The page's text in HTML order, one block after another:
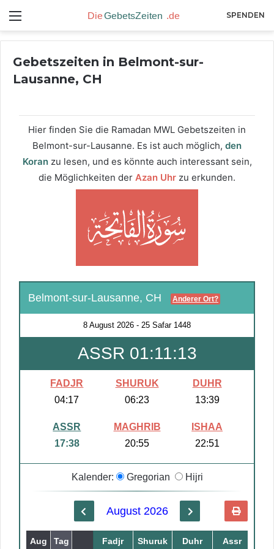
SPENDEN
Gebetszeiten in Belmont-sur-
Lausanne, CH
Hier finden Sie die Ramadan MWL Gebetszeiten in
Belmont-sur-Lausanne. Es ist auch möglich, den
Koranzu lesen, und es könnte auch interessant sein,
die Möglichkeiten der Azan Uhr zu erkunden.
Belmont-sur-Lausanne, CH Anderer Ort?
8 August 2026 - 25 Safar 1448
ASSR 01:11:13
FADJR
04:17
SHURUK
06:23
DUHR
13:39
ASSR
17:38
MAGHRIB
20:55
ISHAA
22:51
Kalender: Gregorian Hijri
August 2026
Aug Tag Safar
Fadjr Shuruk Duhr Assr